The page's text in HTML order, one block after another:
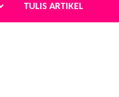
TULIS ARTIKEL